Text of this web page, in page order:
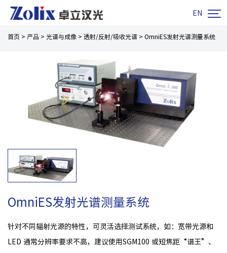
EN 
首页 > 产品 > 光谱与成像 > 透射/反射/吸收光谱 > OmniES发射光谱测量系统
OmniES发射光谱测量系统
针对不同辐射光源的特性，可灵活选择测试系统，如：宽带光源和
LED 通常分辨率要求不高，建议使用SGM100 或短焦距“谱王”、